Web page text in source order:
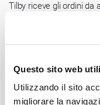
Questo sito web
Utilizzando il sito
migliorare la
Tilby riceve gli ordini da
delivery come Glovo e
trascrivere a mano.
servizi di vendita online